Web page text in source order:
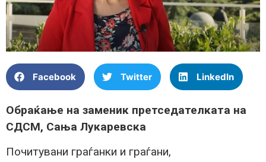
Facebook Twitter LinkedIn
Обраќање на заменик претседателката на
СДСМ, Сања Лукаревска
Почитувани граѓанки и граѓани,